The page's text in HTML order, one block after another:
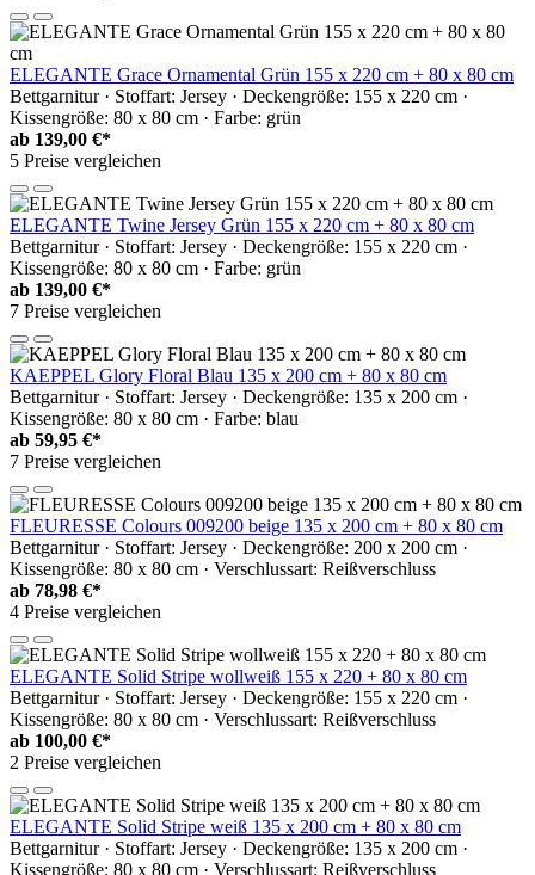
ELEGANTE Grace Ornamental Grün 155 x 220 cm + 80 x 80 cm
Bettgarnitur · Stoffart: Jersey · Deckengröße: 155 x 220 cm ·
Kissengröße: 80 x 80 cm · Farbe: grün
ab 139,00 €*
5 Preise vergleichen
ELEGANTE Twine Jersey Grün 155 x 220 cm + 80 x 80 cm
Bettgarnitur · Stoffart: Jersey · Deckengröße: 155 x 220 cm ·
Kissengröße: 80 x 80 cm · Farbe: grün
ab 139,00 €*
7 Preise vergleichen
KAEPPEL Glory Floral Blau 135 x 200 cm + 80 x 80 cm
Bettgarnitur · Stoffart: Jersey · Deckengröße: 135 x 200 cm ·
Kissengröße: 80 x 80 cm · Farbe: blau
ab 59,95 €*
7 Preise vergleichen
FLEURESSE Colours 009200 beige 135 x 200 cm + 80 x 80 cm
Bettgarnitur · Stoffart: Jersey · Deckengröße: 200 x 200 cm ·
Kissengröße: 80 x 80 cm · Verschlussart: Reißverschluss
ab 78,98 €*
4 Preise vergleichen
ELEGANTE Solid Stripe wollweiß 155 x 220 + 80 x 80 cm
Bettgarnitur · Stoffart: Jersey · Deckengröße: 155 x 220 cm ·
Kissengröße: 80 x 80 cm · Verschlussart: Reißverschluss
ab 100,00 €*
2 Preise vergleichen
ELEGANTE Solid Stripe weiß 135 x 200 cm + 80 x 80 cm
Bettgarnitur · Stoffart: Jersey · Deckengröße: 135 x 200 cm ·
Kissengröße: 80 x 80 cm · Verschlussart: Reißverschluss